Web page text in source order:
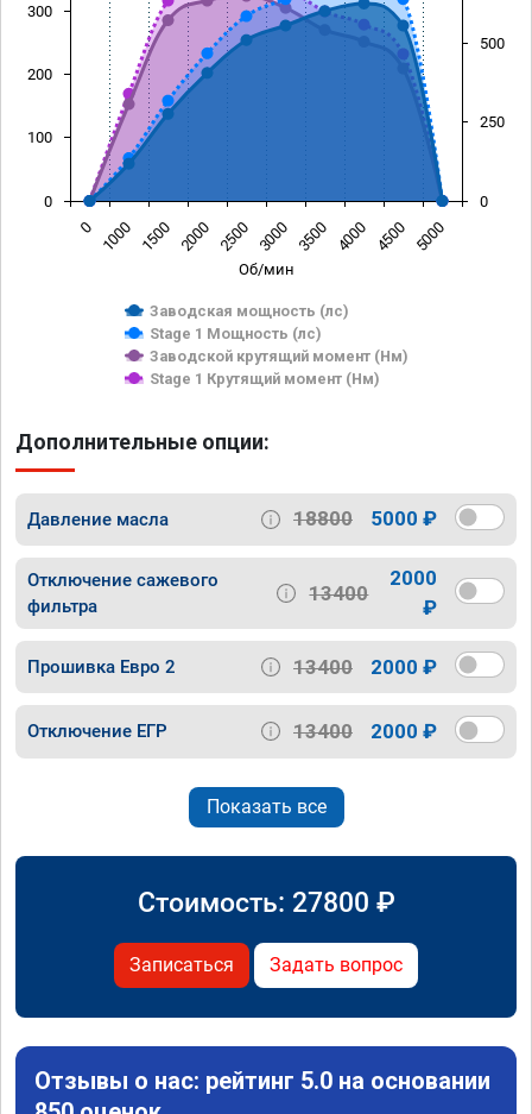
Об/мин
Заводская мощность (лс)
Stage 1 Мощность (лс)
Заводской крутящий момент (Нм)
Stage 1 Крутящий момент (Нм)
0 1000 1500 2000 2500 3000 3500 4000 4500 5000
0
100
200
300
0
250
500
Дополнительные опции:
Давление масла 18800 5000 ₽
Отключение сажевого
фильтра
13400
2000
₽
Прошивка Евро 2 13400 2000 ₽
Отключение ЕГР 13400 2000 ₽
Показать все
Стоимость: 27800 ₽
Записаться Задать вопрос
Отзывы о нас: рейтинг 5.0 на основании